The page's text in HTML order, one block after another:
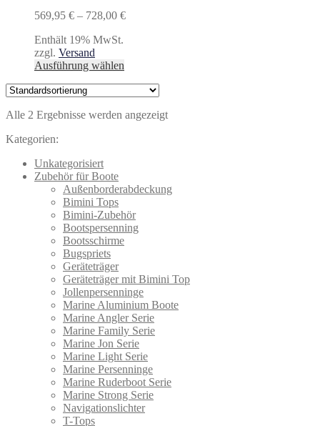
der
569,95 € – 728,00 €Preisspanne:
Enthält 19% MwSt.
zzgl. Versand
Ausführung wählen
Varianten
der
gewählt
werden
Alle 2 Ergebnisse werden angezeigt
Kategorien:
Unkategorisiert
Zubehör für Boote
Außenborderabdeckung
Bimini Tops
Bimini-Zubehör
Bootspersenning
Bootsschirme
Bugspriets
Geräteträger
Geräteträger mit Bimini Top
Jollenpersenninge
Marine Aluminium Boote
Marine Angler Serie
Marine Family Serie
Marine Jon Serie
Marine Light Serie
Marine Persenninge
Marine Ruderboot Serie
Marine Strong Serie
Navigationslichter
T-Tops